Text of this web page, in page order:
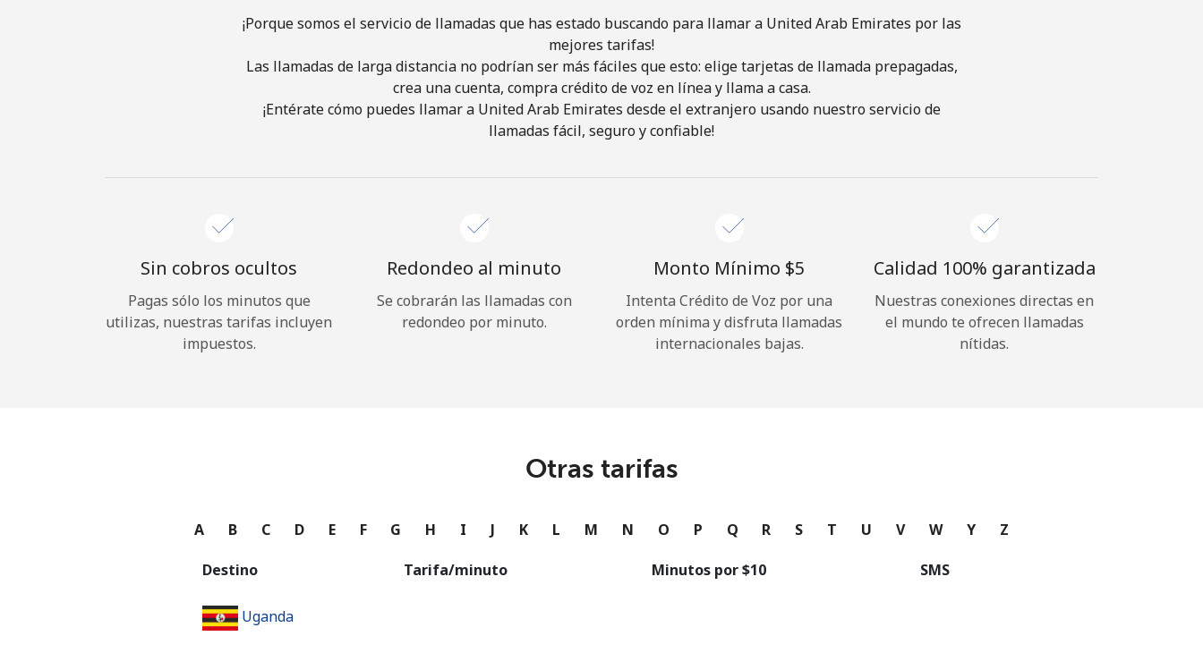
Únete
¡Hola!
Continuar con
¡Porque somos el servicio de llamadas que has estado buscando para llamar a United Arab Emirates por las
mejores tarifas!
Las llamadas de larga distancia no podrían ser más fáciles que esto: elige tarjetas de llamada prepagadas,
crea una cuenta, compra crédito de voz en línea y llama a casa.
¡Entérate cómo puedes llamar a United Arab Emirates desde el extranjero usando nuestro servicio de
llamadas fácil, seguro y confiable!
Sin cobros ocultos
Pagas sólo los minutos que
utilizas, nuestras tarifas incluyen
impuestos.
Redondeo al minuto
Se cobrarán las llamadas con
redondeo por minuto.
Monto Mínimo ⁦$5⁩
Intenta Crédito de Voz por una
orden mínima y disfruta llamadas
internacionales bajas.
Calidad 100% garantizada
Nuestras conexiones directas en
el mundo te ofrecen llamadas
nítidas.
Otras tarifas
A B C D E F G H I J K L M N O P Q R S T U V W Y Z
Destino Tarifa/minuto Minutos por ⁦$10⁩ SMS
Uganda